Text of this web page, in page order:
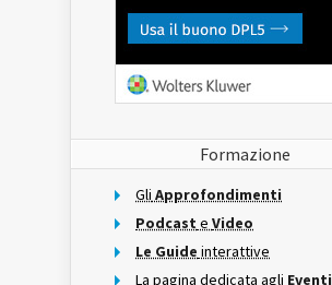
Formazione
Gli Approfondimenti
Podcast e Video
Le Guide interattive
La pagina dedicata agli Eventi